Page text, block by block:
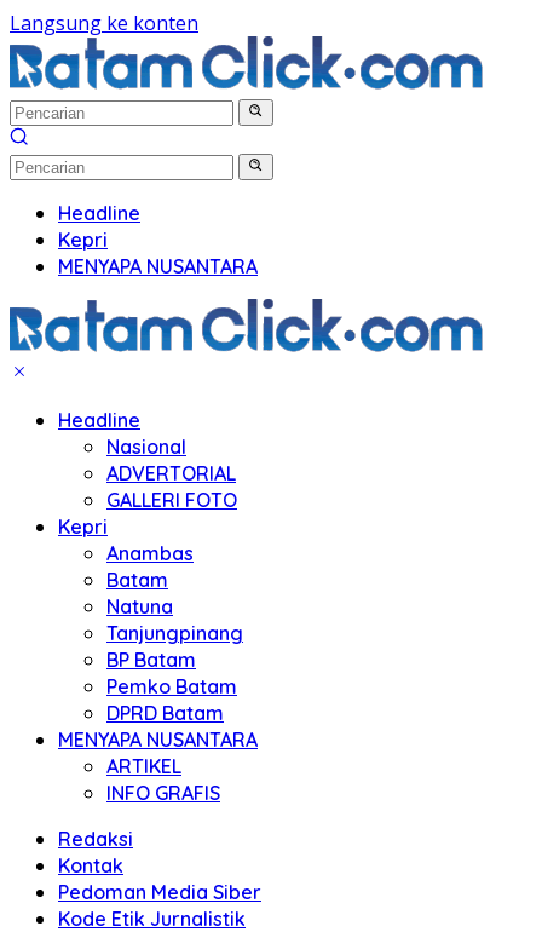
Langsung ke konten
Headline
Kepri
MENYAPA NUSANTARA
Headline
Nasional
ADVERTORIAL
GALLERI FOTO
Kepri
Anambas
Batam
Natuna
Tanjungpinang
BP Batam
Pemko Batam
DPRD Batam
MENYAPA NUSANTARA
ARTIKEL
INFO GRAFIS
Redaksi
Kontak
Pedoman Media Siber
Kode Etik Jurnalistik